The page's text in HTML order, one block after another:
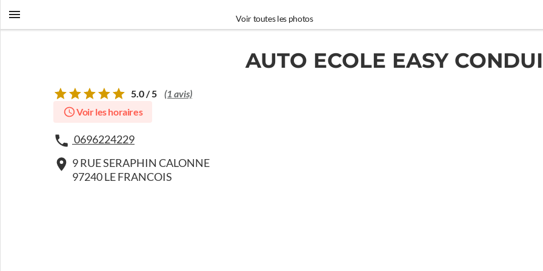
Voir toutes les photos
AUTO ECOLE EASY
5.0 / 5 (1 avis)
Voir les horaires
0696224229
9 RUE SERAPHIN CALONNE
97240 LE FRANCOIS